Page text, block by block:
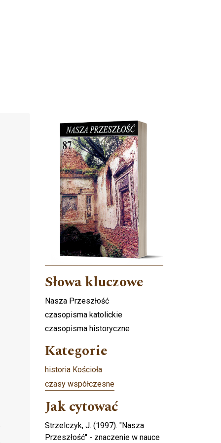
Cover image
Słowa kluczowe
Nasza Przeszłość
czasopisma katolickie
czasopisma historyczne
Kategorie
historia Kościoła
czasy współczesne
Jak cytować
Strzelczyk, J. (1997). "Nasza
Przeszłość" - znaczenie w nauce